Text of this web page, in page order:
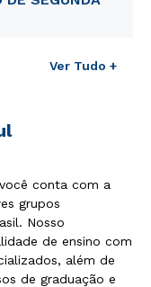
Ver Tudo +
conta com a
grupos
Nosso
de ensino com
além de
de graduação e